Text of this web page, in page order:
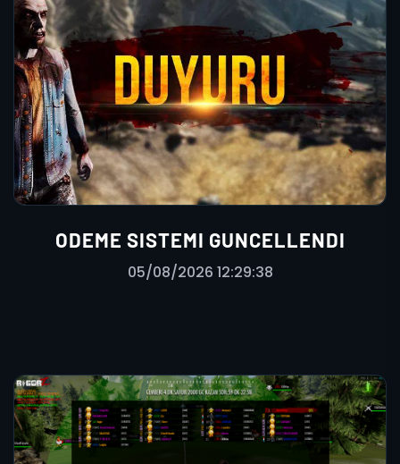
ODEME SISTEMI GUNCELLENDI
05/08/2026 12:29:38